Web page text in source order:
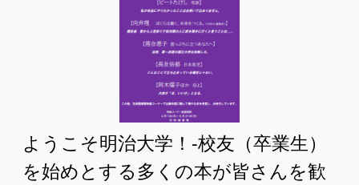
ようこそ明治大学！‐校友（卒業生）
を始めとする多くの本が皆さんを歓